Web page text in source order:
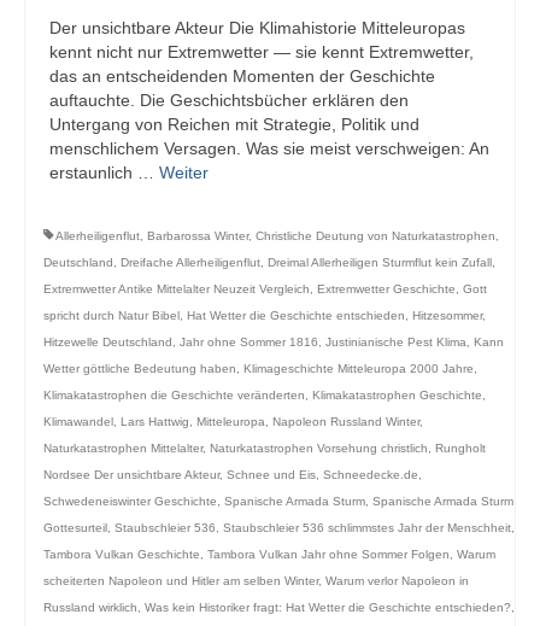
Glossar
Datenschutz
Impressum
Der unsichtbare Akteur Die Klimahistorie Mitteleuropas
kennt nicht nur Extremwetter — sie kennt Extremwetter,
das an entscheidenden Momenten der Geschichte
auftauchte. Die Geschichtsbücher erklären den
Untergang von Reichen mit Strategie, Politik und
menschlichem Versagen. Was sie meist verschweigen: An
erstaunlich … Weiter
Allerheiligenflut Barbarossa Winter, Christliche Deutung von Naturkatastrophen
Deutschland
Dreifache Allerheiligenflut Dreimal Allerheiligen Sturmflut kein Zufall
Extremwetter Antike Mittelalter Neuzeit Vergleich
Extremwetter Geschichte
Gott
spricht durch Natur Bibel Hat Wetter die Geschichte entschieden Hitzesommer,
Hitzewelle Deutschland
Jahr ohne Sommer 1816 Justinianische Pest Klima
Kann
Wetter göttliche Bedeutung haben
Klimageschichte Mitteleuropa 2000 Jahre
Klimakatastrophen die Geschichte veränderten
Klimakatastrophen Geschichte
Klimawandel Lars Hattwig Mitteleuropa Napoleon Russland Winter,
Naturkatastrophen Mittelalter, Naturkatastrophen Vorsehung christlich
Rungholt
Nordsee Der unsichtbare Akteur, Schnee und Eis Schneedecke.de
Schwedeneiswinter Geschichte
Spanische Armada Sturm Spanische Armada Sturm
Gottesurteil Staubschleier 536 Staubschleier 536 schlimmstes Jahr der Menschheit
Tambora Vulkan Geschichte
Tambora Vulkan Jahr ohne Sommer Folgen
Warum
scheiterten Napoleon und Hitler am selben Winter, Warum verlor Napoleon in
Russland wirklich
Was kein Historiker fragt: Hat Wetter die Geschichte entschieden?